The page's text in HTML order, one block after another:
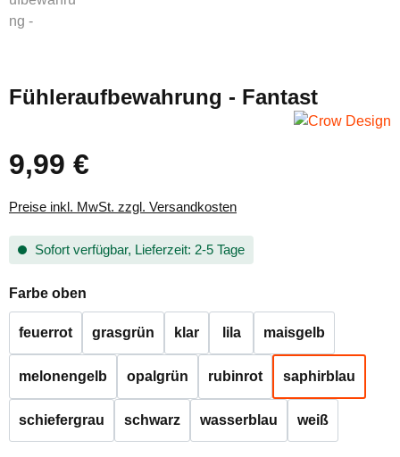
Fühleraufbewahrung - Fantast
Regulärer Preis:
9,99 €
Preise inkl. MwSt. zzgl. Versandkosten
Sofort verfügbar, Lieferzeit: 2-5 Tage
Farbe oben
feuerrot grasgrün klar lila maisgelb
melonengelb opalgrün rubinrot saphirblau
schiefergrau schwarz wasserblau weiß